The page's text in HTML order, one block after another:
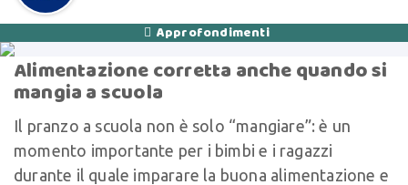
 Approfondimenti
Alimentazione corretta anche quando si
mangia a scuola
Il pranzo a scuola non è solo “mangiare”: è un
momento importante per i bimbi e i ragazzi
durante il quale imparare la buona alimentazione e